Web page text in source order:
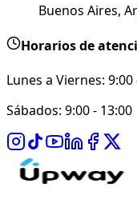
Buenos Aires,
Horarios de
Lunes a Viernes: 9:00
Sábados: 9:00 - 13:00